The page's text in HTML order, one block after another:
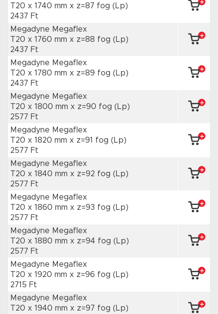
T20 x 1740 mm x z=87 fog (Lp)
2437 Ft
Megadyne Megaflex
T20 x 1760 mm x z=88 fog (Lp)
2437 Ft
Megadyne Megaflex
T20 x 1780 mm x z=89 fog (Lp)
2437 Ft
Megadyne Megaflex
T20 x 1800 mm x z=90 fog (Lp)
2577 Ft
Megadyne Megaflex
T20 x 1820 mm x z=91 fog (Lp)
2577 Ft
Megadyne Megaflex
T20 x 1840 mm x z=92 fog (Lp)
2577 Ft
Megadyne Megaflex
T20 x 1860 mm x z=93 fog (Lp)
2577 Ft
Megadyne Megaflex
T20 x 1880 mm x z=94 fog (Lp)
2577 Ft
Megadyne Megaflex
T20 x 1920 mm x z=96 fog (Lp)
2715 Ft
Megadyne Megaflex
T20 x 1940 mm x z=97 fog (Lp)